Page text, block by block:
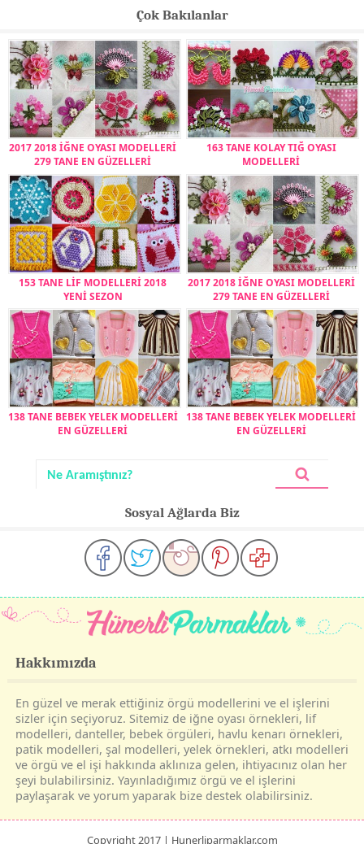
Çok Bakılanlar
2017 2018 İĞNE OYASI MODELLERİ
279 TANE EN GÜZELLERİ
163 TANE KOLAY TIĞ OYASI
MODELLERİ
153 TANE LİF MODELLERİ 2018
YENİ SEZON
2017 2018 İĞNE OYASI MODELLERİ
279 TANE EN GÜZELLERİ
138 TANE BEBEK YELEK MODELLERİ
EN GÜZELLERİ
138 TANE BEBEK YELEK MODELLERİ
EN GÜZELLERİ
Sosyal Ağlarda Biz
Hakkımızda
En güzel ve merak ettiğiniz örgü modellerini ve el işlerini
sizler için seçiyoruz. Sitemiz de iğne oyası örnekleri, lif
modelleri, danteller, bebek örgüleri, havlu kenarı örnekleri,
patik modelleri, şal modelleri, yelek örnekleri, atkı modelleri
ve örgü ve el işi hakkında aklınıza gelen, ihtiyacınız olan her
şeyi bulabilirsiniz. Yayınladığımız örgü ve el işlerini
paylaşarak ve yorum yaparak bize destek olabilirsiniz.
Copyright 2017 | Hunerliparmaklar.com